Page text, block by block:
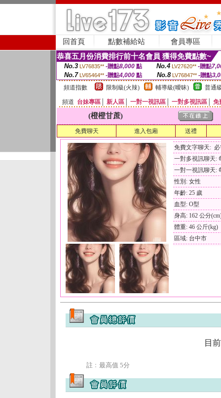
回首頁 點數補給站 會員專區
恭喜五月份消費排行前十名會員 獲得免費點數~
No.3 LV76835** -贈點8,000點 No.4 LV27620** -贈點
No.7 LV65464** -贈點4,000 點 No.8 LV76847** -贈點
頻道指數
限制級(火辣) 輔導級(曖昧) 普通
頻道 台妹專區 新人區 一對一視訊區 一對多視訊區 免
(橙橙甘蔗)
免費聊天 進入包廂 送禮
免費文字聊天:
一對多視訊聊天:
一對一視訊聊天:
性別: 女性
年齡: 25 歲
血型: O型
身高: 162 公分
體重: 46 公斤(kg)
區域: 台中市
目
註﹕最高值 5分